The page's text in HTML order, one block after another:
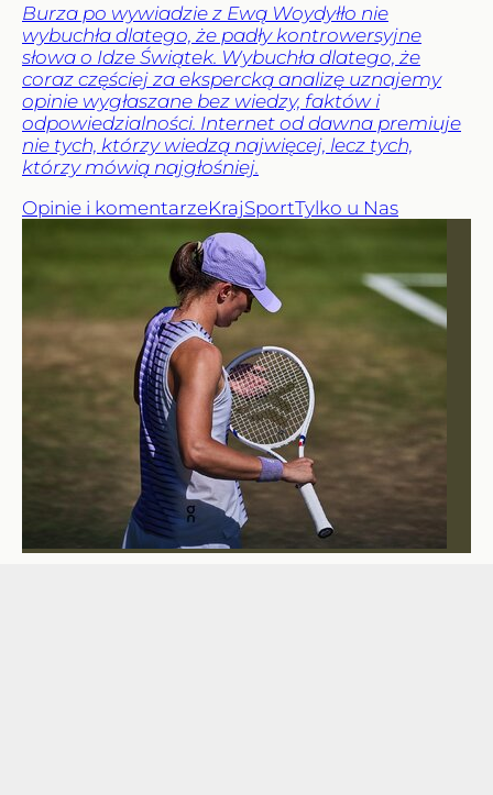
Burza po wywiadzie z Ewą Woydyłło nie
wybuchła dlatego, że padły kontrowersyjne
słowa o Idze Świątek. Wybuchła dlatego, że
coraz częściej za ekspercką analizę uznajemy
opinie wygłaszane bez wiedzy, faktów i
odpowiedzialności. Internet od dawna premiuje
nie tych, którzy wiedzą najwięcej, lecz tych,
którzy mówią najgłośniej.
Opinie i komentarzeKrajSportTylko u Nas